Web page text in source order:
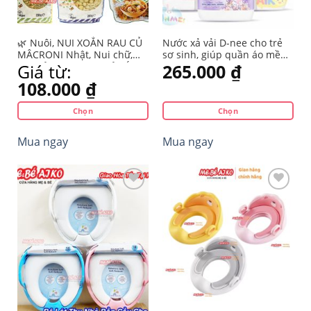
🌿 Nuôi, NUI XOẮN RAU CỦ
MÂCRONI Nhật, Nui chữ,
Nui Vỏ Sò Organic Của Ý
CHO BÉ TỪ 8M+ 🌿
Giá từ:
108.000 ₫
Chọn
phẩm
có
nhiều
tùy
chọn
có
thể
được
Mua ngay
Nước xả vải D-nee cho trẻ
sơ sinh, giúp quần áo mềm
mại phù hợp cho làn da
nhạy cảm -Can 2800ml-
265.000 ₫
Chọn
phẩm
biến
thể.
Các
tùy
có
Mua ngay
Yêu
thích